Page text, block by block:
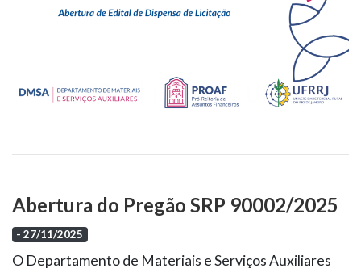
Abertura do Pregão SRP 90002/2025
- 27/11/2025
O Departamento de Materiais e Serviços Auxiliares